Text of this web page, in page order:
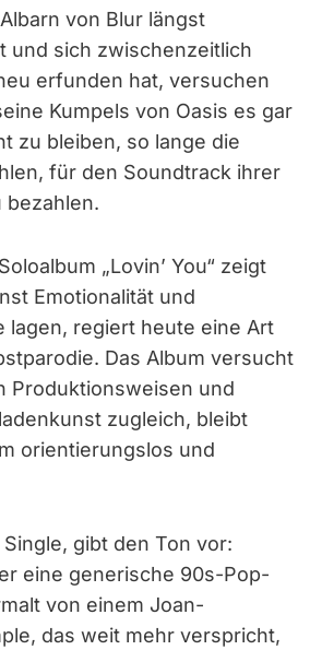
von Blur längst
und sich zwischenzeitlich
erfunden hat, versuchen
Kumpels von Oasis es gar
zu bleiben, so lange die
für den Soundtrack ihrer
bezahlen.
„Lovin’ You“ zeigt
Emotionalität und
lagen, regiert heute eine Art
Das Album versucht
Produktionsweisen und
zugleich, bleibt
orientierungslos und
Single, gibt den Ton vor:
eine generische 90s-Pop-
von einem Joan-
das weit mehr verspricht,